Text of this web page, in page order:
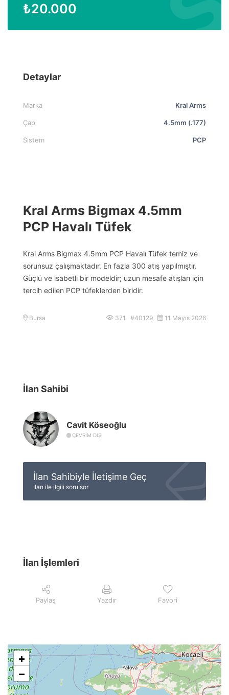
₺20.000
Detaylar
Marka Kral Arms
Çap 4.5mm (.177)
Sistem PCP
Kral Arms Bigmax 4.5mm
PCP Havalı Tüfek
Kral Arms Bigmax 4.5mm PCP Havalı Tüfek temiz ve
sorunsuz çalışmaktadır. En fazla 300 atış yapılmıştır.
Güçlü ve isabetli bir modeldir; uzun mesafe atışları için
tercih edilen PCP tüfeklerden biridir.
Bursa 371 #40129 11 Mayıs 2026
İlan Sahibi
Cavit Köseoğlu
ÇEVRIM DIŞI
İlan Sahibiyle İletişime Geç
İlan ile ilgili soru sor
İlan İşlemleri
Paylaş Yazdır Favori
+
−